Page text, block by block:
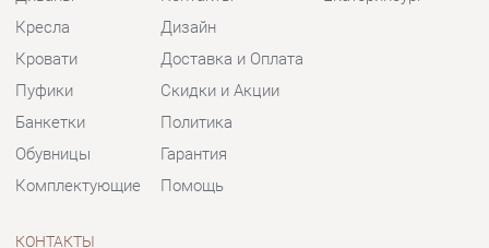
Шоурум и склад самовывоза
Адрес: г. Екатеринбург, пер.
Базовый, 47
Телефон: +7 (903) 000-00-00
Часы работы:
Отправить сообщение